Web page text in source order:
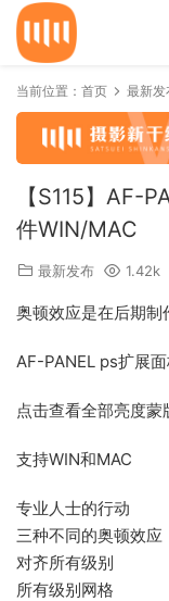
当前位置： 首页 最新发
【S115】AF-
件WIN/MAC
最新发布 1.42k
奥顿效应是在后期
AF-PANEL ps扩展
点击查看全部亮度蒙
支持WIN和MAC
专业人士的行动
三种不同的奥顿效应
对齐所有级别
所有级别网格